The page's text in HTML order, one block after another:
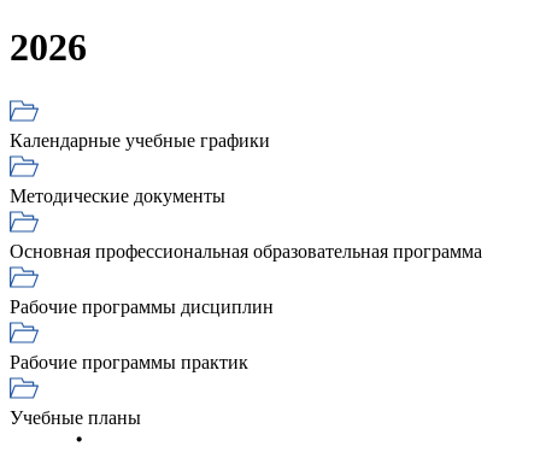
2026
Календарные учебные графики
Методические документы
Основная профессиональная образовательная программа
Рабочие программы дисциплин
Рабочие программы практик
Учебные планы